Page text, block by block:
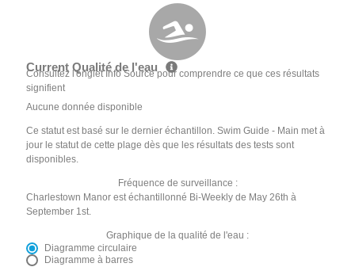
Current Qualité de l'eau
Consultez l'onglet Info Source pour comprendre ce que ces résultats
signifient
Aucune donnée disponible
Ce statut est basé sur le dernier échantillon. Swim Guide - Main met à
jour le statut de cette plage dès que les résultats des tests sont
disponibles.
Fréquence de surveillance :
Charlestown Manor est échantillonné Bi-Weekly de May 26th à
September 1st.
Graphique de la qualité de l'eau :
Diagramme circulaire
Diagramme à barres